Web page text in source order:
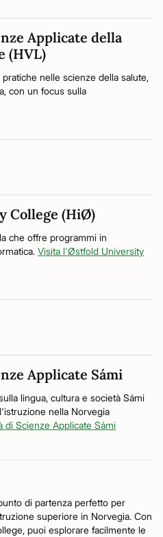
Applicate della
(HVL)
nelle scienze della salute,
con un focus sulla
College (HiØ)
che offre programmi in
Visita l'Østfold University
Applicate Sámi
lingua, cultura e società Sámi
nella Norvegia
di Scienze Applicate Sámi
di partenza perfetto per
superiore in Norvegia. Con
puoi esplorare facilmente le